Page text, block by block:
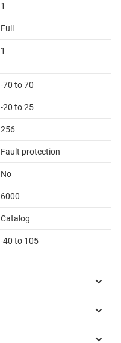
1
Full
1
-70 to 70
-20 to 25
256
Fault protection
No
6000
Catalog
-40 to 105